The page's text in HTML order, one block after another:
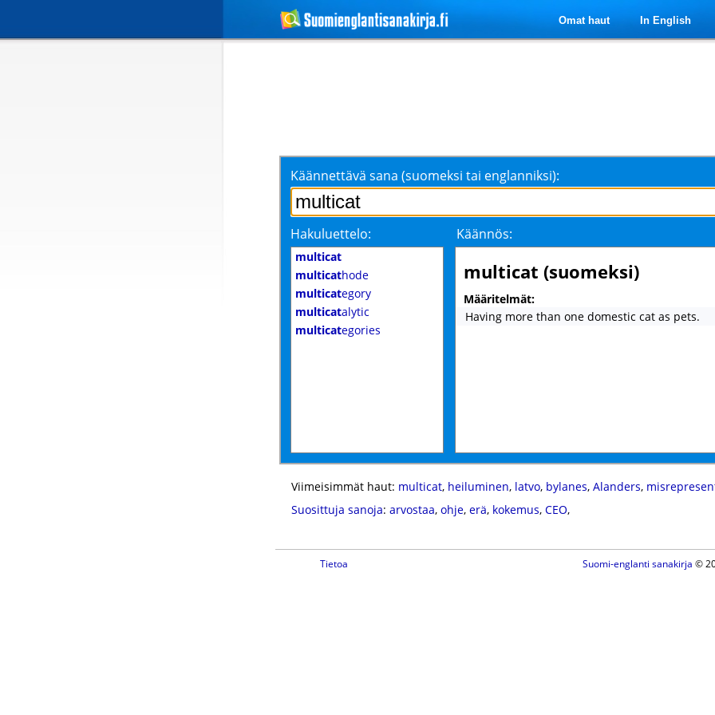
Omat haut In English
Käännettävä sana (suomeksi tai englanniksi):
Hakuluettelo: Käännös:
multicat
multicathode
multicategory
multicatalytic
multicategories
multicat (suomeksi)
Määritelmät:
Having more than one domestic cat as pets.
Viimeisimmät haut: multicat, heiluminen, latvo, bylanes, Alanders,
Suosittuja sanoja: arvostaa, ohje, erä, kokemus, CEO,
Tietoa Suomi-englanti sanakirja ©